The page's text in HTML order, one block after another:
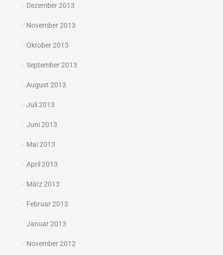
Dezember 2013
November 2013
Oktober 2013
September 2013
August 2013
Juli 2013
Juni 2013
Mai 2013
April 2013
März 2013
Februar 2013
Januar 2013
November 2012